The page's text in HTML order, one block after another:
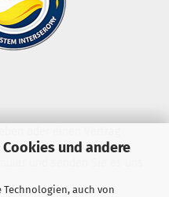
und andere
auch von
und senden Sie es uns